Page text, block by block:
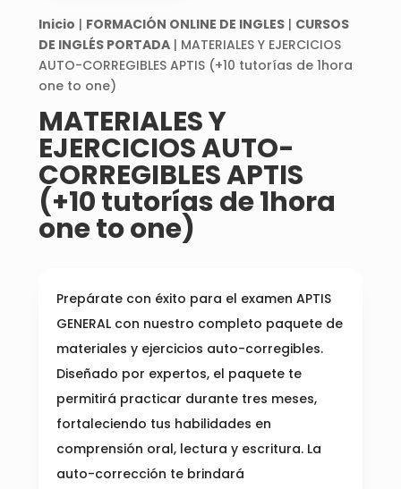
Inicio | FORMACIÓN ONLINE DE INGLES| CURSOS
DE INGLÉS PORTADA| MATERIALES Y EJERCICIOS
AUTO-CORREGIBLES APTIS (+10 tutorías de 1hora
one to one)
MATERIALES Y
EJERCICIOS AUTO-
CORREGIBLES APTIS
(+10 tutorías de 1hora
one to one)
Prepárate con éxito para el examen APTIS
GENERAL con nuestro completo paquete de
materiales y ejercicios auto-corregibles.
Diseñado por expertos, el paquete te
permitirá practicar durante tres meses,
fortaleciendo tus habilidades en
comprensión oral, lectura y escritura. La
auto-corrección te brindará